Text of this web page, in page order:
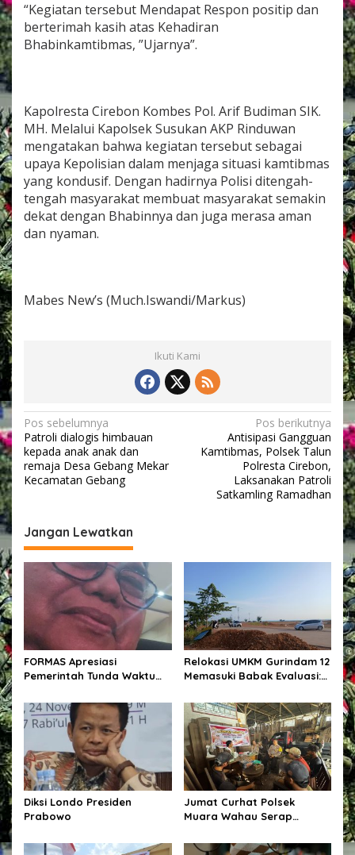
a
r
a
K
l
a
M
u
d
a
D
e
s
a
“Kegiatan tersebut Mendapat Respon positip dan
berterimah kasih atas Kehadiran
Bhabinkamtibmas, ”Ujarnya”.
Kapolresta Cirebon Kombes Pol. Arif Budiman SIK.
MH. Melalui Kapolsek Susukan AKP Rinduwan
mengatakan bahwa kegiatan tersebut sebagai
upaya Kepolisian dalam menjaga situasi kamtibmas
yang kondusif. Dengan hadirnya Polisi ditengah-
tengah masyarakat membuat masyarakat semakin
dekat dengan Bhabinnya dan juga merasa aman
dan nyaman.
Mabes New’s (Much.Iswandi/Markus)
Ikuti Kami
N
a
v
a
s
i
o
s
Pos sebelumnya
Patroli dialogis himbauan
kepada anak anak dan
remaja Desa Gebang Mekar
Kecamatan Gebang
Pos berikutnya
Antisipasi Gangguan
Kamtibmas, Polsek Talun
Polresta Cirebon,
Laksanakan Patroli
Satkamling Ramadhan
Jangan Lewatkan
FORMAS Apresiasi
Pemerintah Tunda Waktu
bagi Marketplace
Relokasi UMKM Gurindam 12
Memasuki Babak Evaluasi:
atau Menata Persoalan?
Diksi Londo Presiden
Prabowo
Jumat Curhat Polsek
Muara Wahau Serap
dan Bahaya Narkoba Jadi